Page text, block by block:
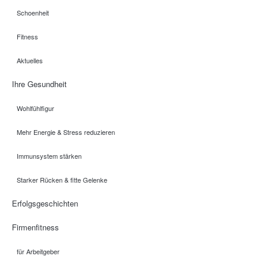
Schoenheit
Fitness
Aktuelles
Ihre Gesundheit
Wohlfühlfigur
Mehr Energie & Stress reduzieren
Immunsystem stärken
Starker Rücken & fitte Gelenke
Erfolgsgeschichten
Firmenfitness
für Arbeitgeber